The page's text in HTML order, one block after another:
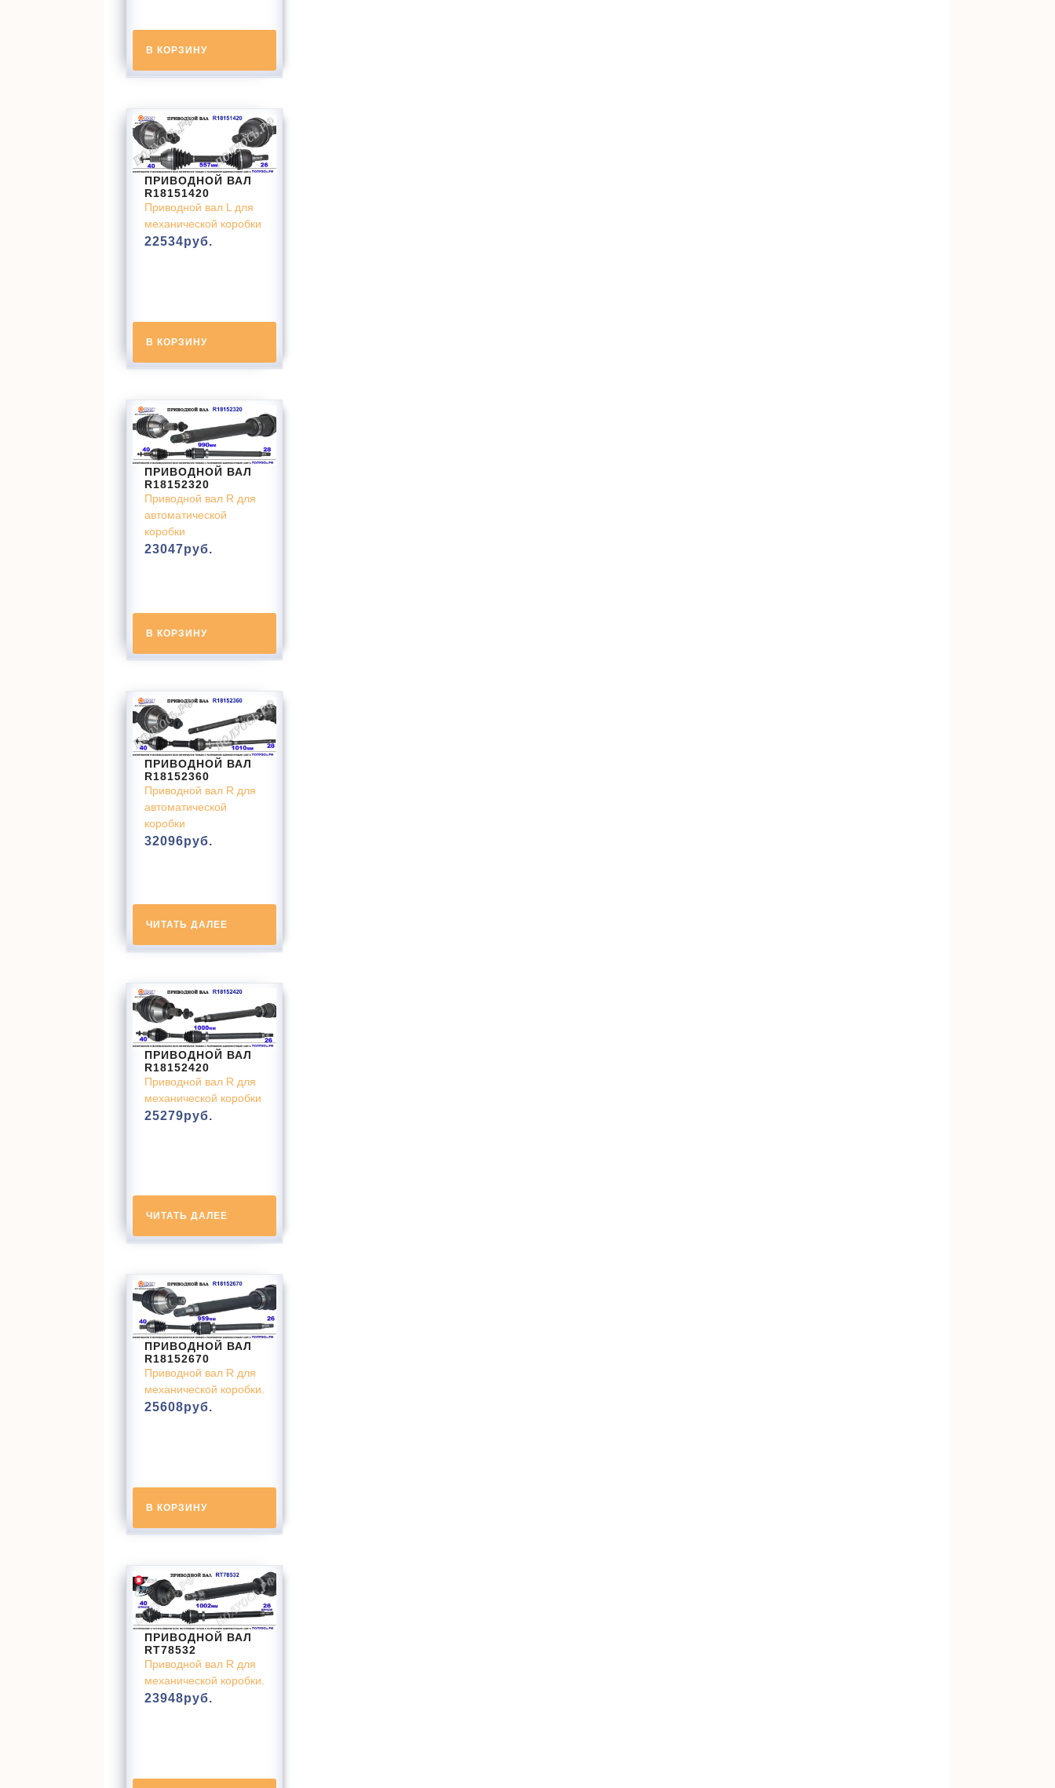
В КОРЗИНУ
ПРИВОДНОЙ ВАЛ
R18151420
Приводной вал L для
механической коробки
22534руб.
В КОРЗИНУ
ПРИВОДНОЙ ВАЛ
R18152320
Приводной вал R для
автоматической
коробки
23047руб.
В КОРЗИНУ
ПРИВОДНОЙ ВАЛ
R18152360
Приводной вал R для
автоматической
коробки
32096руб.
ЧИТАТЬ ДАЛЕЕ
ПРИВОДНОЙ ВАЛ
R18152420
Приводной вал R для
механической коробки
25279руб.
ЧИТАТЬ ДАЛЕЕ
ПРИВОДНОЙ ВАЛ
R18152670
Приводной вал R для
механической коробки.
25608руб.
В КОРЗИНУ
ПРИВОДНОЙ ВАЛ
RT78532
Приводной вал R для
механической коробки.
23948руб.